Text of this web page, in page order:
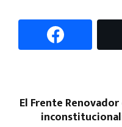
El Frente